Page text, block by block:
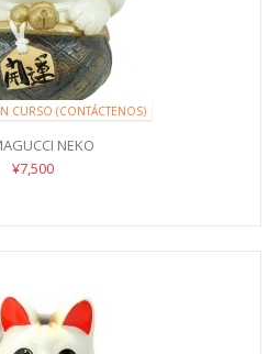
CURSO (CONTÁCTENOS)
NEKO
¥7,500